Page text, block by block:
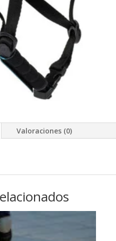
Valoraciones (0)